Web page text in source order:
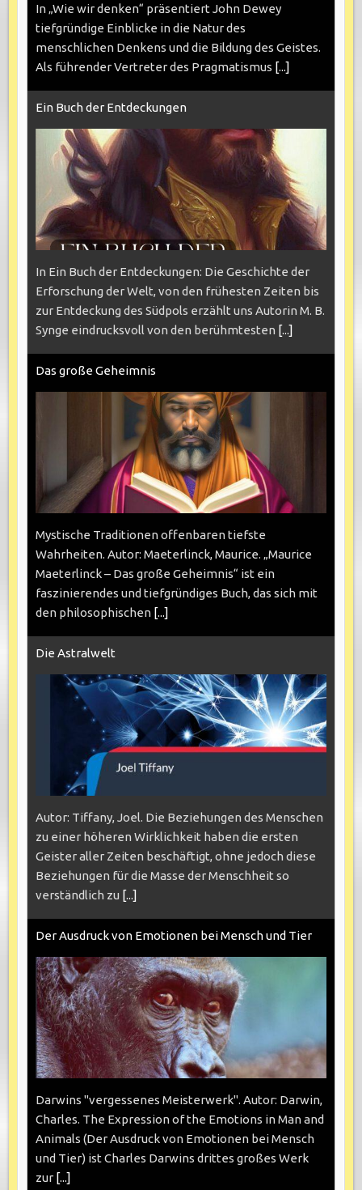
In „Wie wir denken“ präsentiert John Dewey
tiefgründige Einblicke in die Natur des
menschlichen Denkens und die Bildung des Geistes.
Als führender Vertreter des Pragmatismus [...]
Ein Buch der Entdeckungen
In Ein Buch der Entdeckungen: Die Geschichte der
Erforschung der Welt, von den frühesten Zeiten bis
zur Entdeckung des Südpols erzählt uns Autorin M. B.
Synge eindrucksvoll von den berühmtesten [...]
Das große Geheimnis
Mystische Traditionen offenbaren tiefste
Wahrheiten. Autor: Maeterlinck, Maurice. „Maurice
Maeterlinck – Das große Geheimnis“ ist ein
faszinierendes und tiefgründiges Buch, das sich mit
den philosophischen [...]
Die Astralwelt
Autor: Tiffany, Joel. Die Beziehungen des Menschen
zu einer höheren Wirklichkeit haben die ersten
Geister aller Zeiten beschäftigt, ohne jedoch diese
Beziehungen für die Masse der Menschheit so
verständlich zu [...]
Der Ausdruck von Emotionen bei Mensch und Tier
Darwins "vergessenes Meisterwerk". Autor: Darwin,
Charles. The Expression of the Emotions in Man and
Animals (Der Ausdruck von Emotionen bei Mensch
und Tier) ist Charles Darwins drittes großes Werk
zur [...]